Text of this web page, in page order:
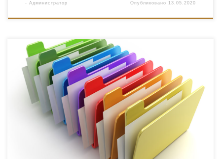
- Администратор Опубликовано 13.05.2020